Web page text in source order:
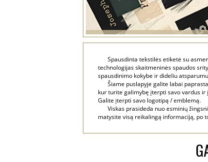
Spausdinta tekstilės etiketė su
technologijas skaitmeninės spaudos
spausdinimo kokybe ir dideliu
Šiame puslapyje galite labai
kur turite galimybę įterpti savo vardus
Galite įterpti savo logotipą / emblemą.
Viskas prasideda nuo esminių
matysite visą reikalingą informaciją, po